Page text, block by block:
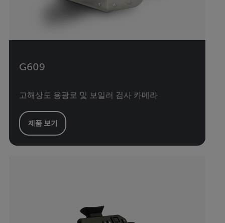
G609
고해상도 용광로 및 보일러 검사 카메라
제품 보기